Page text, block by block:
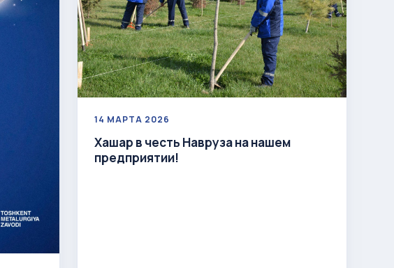
14 МАРТА 2026
Хашар в честь Навруза на нашем
предприятии!